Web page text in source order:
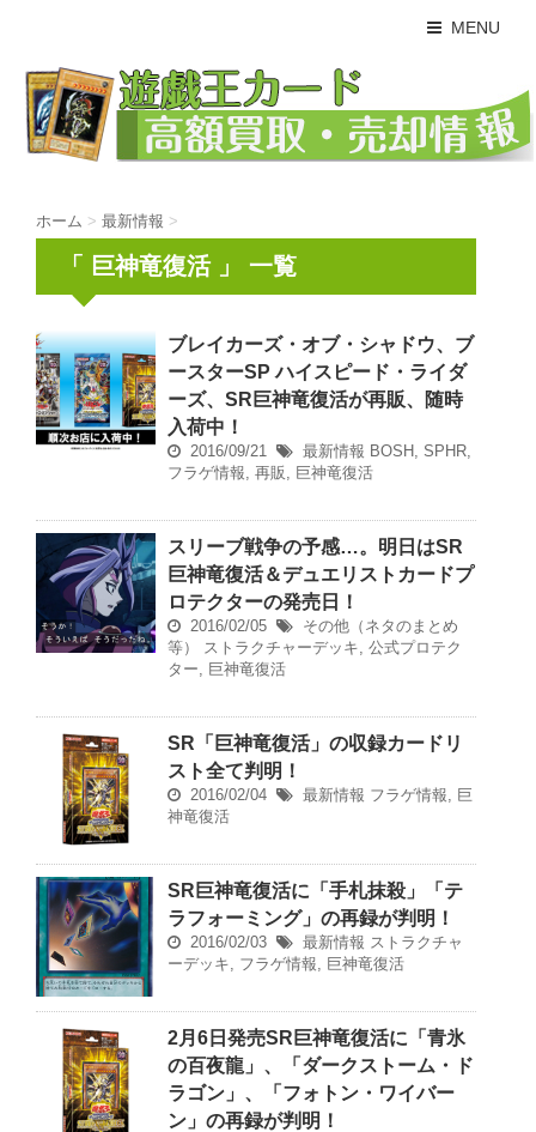
MENU
ホーム > 最新情報 >
「 巨神竜復活 」 一覧
ブレイカーズ・オブ・シャドウ、ブ
ースターSP ハイスピード・ライダ
ーズ、SR巨神竜復活が再販、随時
入荷中！
2016/09/21 最新情報 BOSH , SPHR,
フラゲ情報, 再販 , 巨神竜復活
スリーブ戦争の予感…。明日はSR
巨神竜復活＆デュエリストカードプ
ロテクターの発売日！
2016/02/05
その他（ネタのまとめ
等）
ストラクチャーデッキ, 公式プロテク
ター, 巨神竜復活
SR「巨神竜復活」の収録カードリ
スト全て判明！
2016/02/04 最新情報 フラゲ情報, 巨
神竜復活
SR巨神竜復活に「手札抹殺」「テ
ラフォーミング」の再録が判明！
2016/02/03 最新情報 ストラクチャ
ーデッキ, フラゲ情報, 巨神竜復活
2月6日発売SR巨神竜復活に「青氷
の百夜龍」、「ダークストーム・ド
ラゴン」、「フォトン・ワイバー
ン」の再録が判明！